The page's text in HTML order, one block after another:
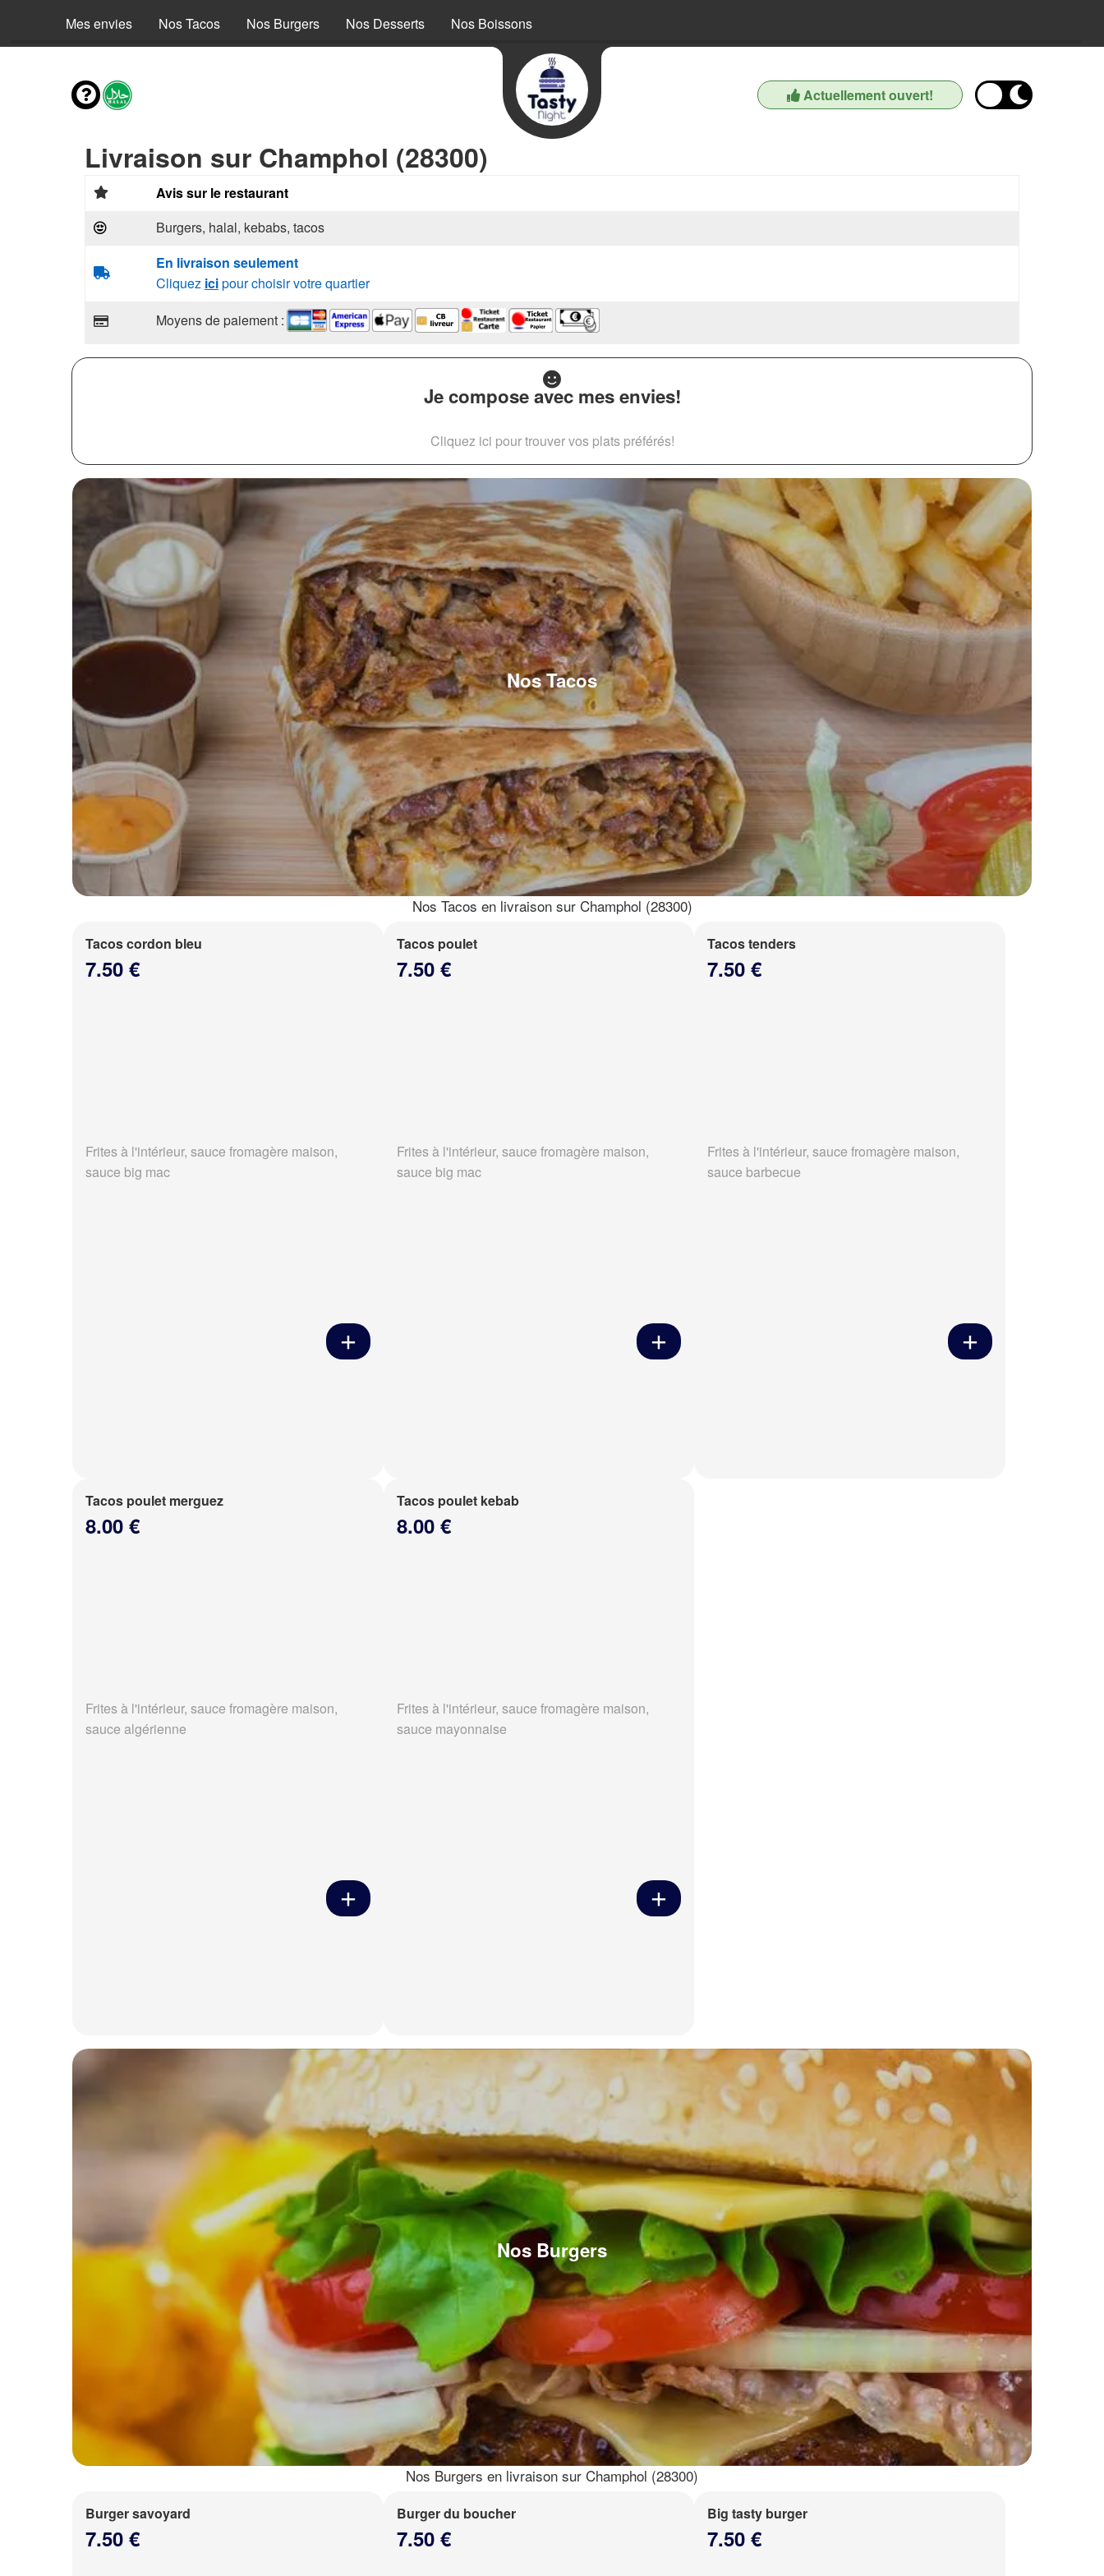
Mes envies Nos Tacos Nos Burgers Nos Desserts Nos Boissons
Actuellement ouvert!
Livraison sur Champhol (28300)
Avis sur le restaurant
Burgers, halal, kebabs, tacos
En livraison seulement
Cliquez icipour choisir votre quartier
Moyens de paiement :
Je compose avec mes envies!
Cliquez ici pour trouver vos plats préférés!
Nos Tacos
Nos Tacos en livraison sur Champhol (28300)
Tacos cordon bleu
7.50 €
Frites à l'intérieur, sauce fromagère maison,
sauce big mac
Tacos poulet
7.50 €
Frites à l'intérieur, sauce fromagère maison,
sauce big mac
Tacos tenders
7.50 €
Frites à l'intérieur, sauce fromagère maison,
sauce barbecue
Tacos poulet merguez
8.00 €
Frites à l'intérieur, sauce fromagère maison,
sauce algérienne
Tacos poulet kebab
8.00 €
Frites à l'intérieur, sauce fromagère maison,
sauce mayonnaise
Nos Burgers
Nos Burgers en livraison sur Champhol (28300)
Burger savoyard
7.50 €
Burger du boucher
7.50 €
Big tasty burger
7.50 €